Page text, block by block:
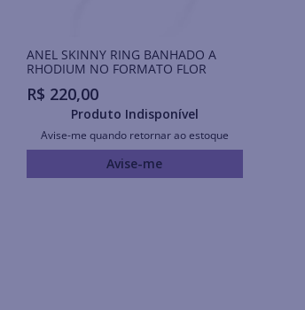
ANEL SKINNY RING BANHADO A
RHODIUM NO FORMATO FLOR
R$ 220,00
Produto Indisponível
Avise-me quando retornar ao estoque
Avise-me